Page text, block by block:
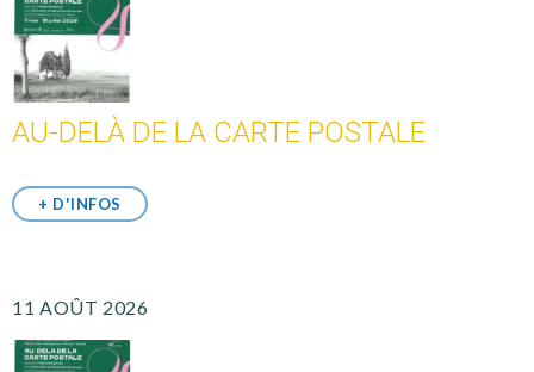
AU-DELÀ DE LA CARTE POSTALE
+ D'INFOS
11 AOÛT 2026